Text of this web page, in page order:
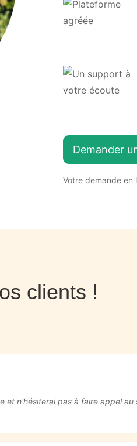
Demander
Votre demande en
clients !
et n'hésiterai pas à faire appel